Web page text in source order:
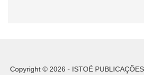
Copyright © 2026 - ISTOÉ